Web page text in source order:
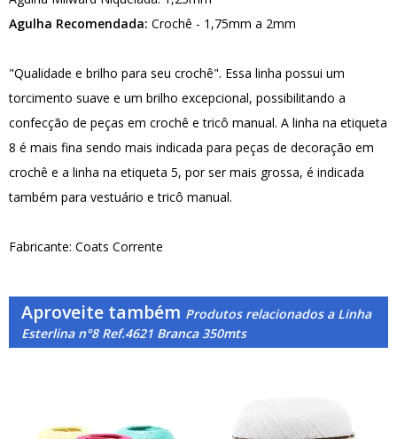
Agulha Recomendada: Crochê - 1,75mm a 2mm
"Qualidade e brilho para seu crochê". Essa linha possui um
torcimento suave e um brilho excepcional, possibilitando a
confecção de peças em crochê e tricô manual. A linha na etiqueta
8 é mais fina sendo mais indicada para peças de decoração em
crochê e a linha na etiqueta 5, por ser mais grossa, é indicada
também para vestuário e tricô manual.
Fabricante: Coats Corrente
Aproveite também Produtos relacionados a Linha
Esterlina n°8 Ref.4621 Branca 350mts